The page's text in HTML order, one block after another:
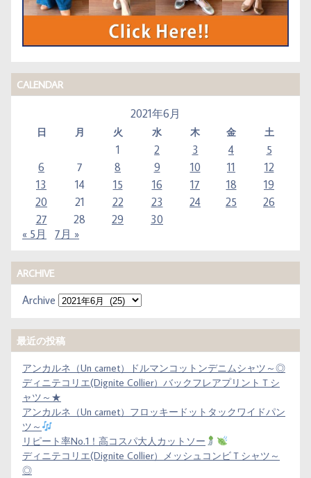
CALENDAR
2021年6月
日 月 火 水 木 金 土
1 2 3 4
5
6
7 8 9 10 11
12
13
14 15 16 17 18
19
20
21 22 23 24 25
26
27
28 29
30
« 5月
7月 »
ARCHIVE
Archive
最近の投稿
アンカルネ（Un carnet）ドルマンコットンデニムシャツ～◎
ディニテコリエ(Dignite Collier）バックフレアプリントＴシ
ャツ～★
アンカルネ（Un carnet）フロッキードットタックワイドパン
ツ～
リピート率No.1！高コスパ大人カットソー
ディニテコリエ(Dignite Collier）メッシュコンビＴシャツ～
◎